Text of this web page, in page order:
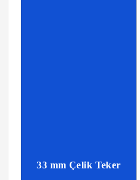
33 mm Çelik Teker